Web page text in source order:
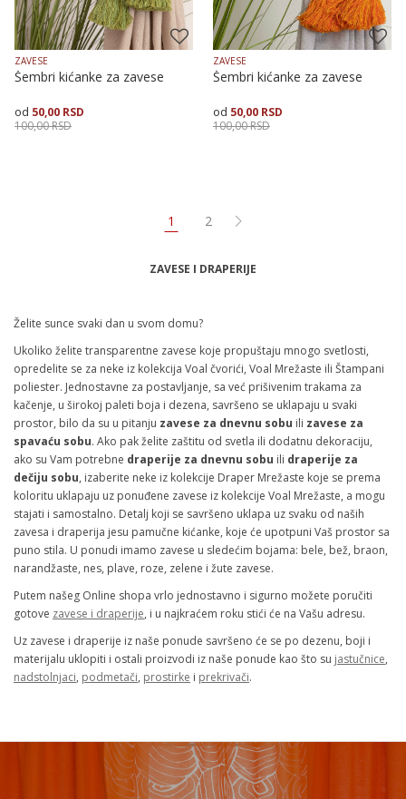
ZAVESE
Šembri kićanke za zavese
50,00 RSD
100,00RSD
ZAVESE
Šembri kićanke za zavese
50,00 RSD
100,00RSD
1 2
ZAVESE I DRAPERIJE
Želite sunce svaki dan u svom domu?
Ukoliko želite transparentne zavese koje propuštaju mnogo svetlosti,
opredelite se za neke iz kolekcija Voal čvorići, Voal Mrežaste ili Štampani
poliester. Jednostavne za postavljanje, sa već prišivenim trakama za
kačenje, u širokoj paleti boja i dezena, savršeno se uklapaju u svaki
prostor, bilo da su u pitanju zavese za dnevnu sobu ili zavese za
spavaću sobu. Ako pak želite zaštitu od svetla ili dodatnu dekoraciju,
ako su Vam potrebne draperije za dnevnu sobu ili draperije za
dečiju sobu, izaberite neke iz kolekcije Draper Mrežaste koje se prema
koloritu uklapaju uz ponuđene zavese iz kolekcije Voal Mrežaste, a mogu
stajati i samostalno. Detalj koji se savršeno uklapa uz svaku od naših
zavesa i draperija jesu pamučne kićanke, koje će upotpuni Vaš prostor sa
puno stila. U ponudi imamo zavese u sledećim bojama: bele, bež, braon,
narandžaste, nes, plave, roze, zelene i žute zavese.
Putem našeg Online shopa vrlo jednostavno i sigurno možete poručiti
gotove zavese i draperije, i u najkraćem roku stići će na Vašu adresu.
Uz zavese i draperije iz naše ponude savršeno će se po dezenu, boji i
materijalu uklopiti i ostali proizvodi iz naše ponude kao što su jastučnice,
nadstolnjaci, podmetači, prostirke i prekrivači.